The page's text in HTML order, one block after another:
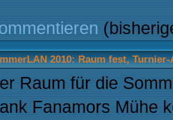
2010: Raum fest,
Raum für die
Fanamors Mühe